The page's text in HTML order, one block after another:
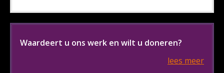
Waardeert u ons werk en wilt u doneren?
lees meer